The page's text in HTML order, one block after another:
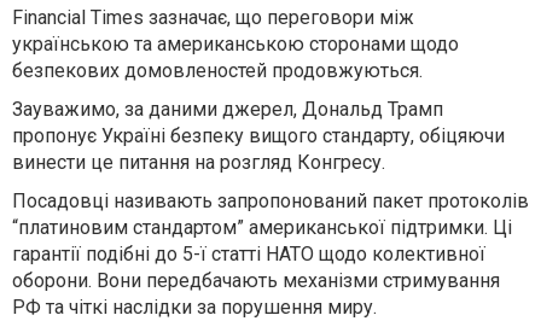
Financial Times зазначає, що переговори між
українською та американською сторонами щодо
безпекових домовленостей продовжуються.
Зауважимо, за даними джерел, Дональд Трамп
пропонує Україні безпеку вищого стандарту, обіцяючи
винести це питання на розгляд Конгресу.
Посадовці називають запропонований пакет протоколів
“платиновим стандартом” американської підтримки. Ці
гарантії подібні до 5-ї статті НАТО щодо колективної
оборони. Вони передбачають механізми стримування
РФ та чіткі наслідки за порушення миру.